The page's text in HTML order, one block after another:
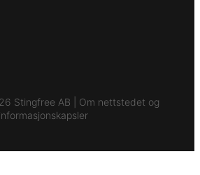
Stingfree AB | Om nettstedet og
informasjonskapsler